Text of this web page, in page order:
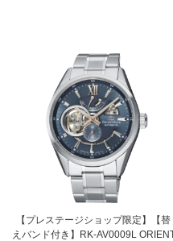
【プレステージショップ限定】【替
えバンド付き】RK-AV0009L